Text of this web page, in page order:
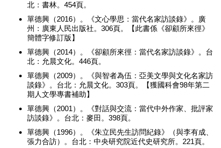
北：書林。454頁。
單德興（2016）。《文心學思：當代名家訪談錄》。廣
州：廣東人民出版社。306頁。【此書係《卻顧所來徑》
簡體字修訂版】
單德興（2014）。《卻顧所來徑：當代名家訪談錄》。台
北：允晨文化。446頁。
單德興（2009）。《與智者為伍：亞美文學與文化名家訪
談錄》。台北：允晨文化。303頁。【獲國科會98年第二
期人文學專書補助】
單德興（2001）。《對話與交流：當代中外作家、批評家
訪談錄》。台北：麥田。398頁。
單德興（1996）。《朱立民先生訪問紀錄》（與李有成、
張力合訪）。台北：中央研究院近代史研究所。221頁。